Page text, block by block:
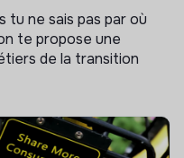
ne sais pas par où
te propose une
de la transition